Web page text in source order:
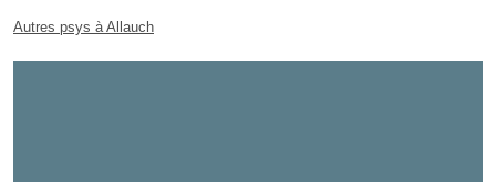
Autres psys à Allauch